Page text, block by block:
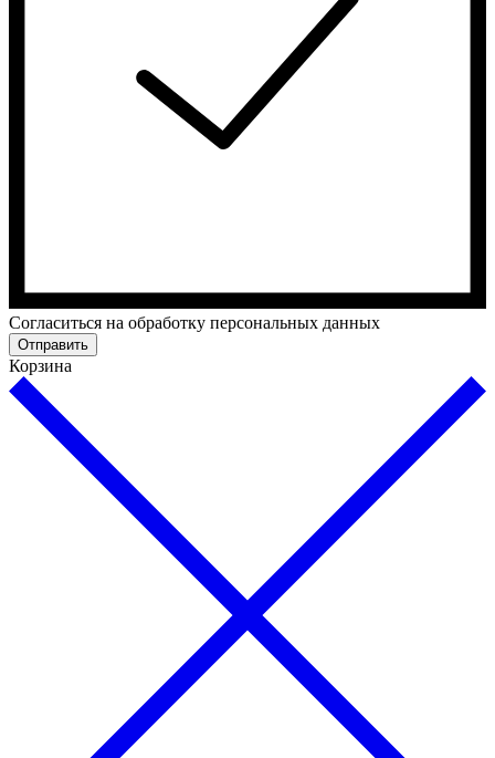
Cогласиться на обработку персональных данных
Отправить
Корзина